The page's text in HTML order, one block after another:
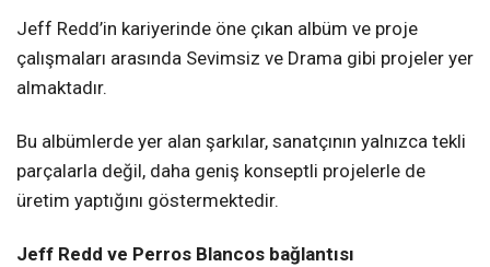
Jeff Redd’in kariyerinde öne çıkan albüm ve proje
çalışmaları arasında Sevimsiz ve Drama gibi projeler yer
almaktadır.
Bu albümlerde yer alan şarkılar, sanatçının yalnızca tekli
parçalarla değil, daha geniş konseptli projelerle de
üretim yaptığını göstermektedir.
Jeff Redd ve Perros Blancos bağlantısı